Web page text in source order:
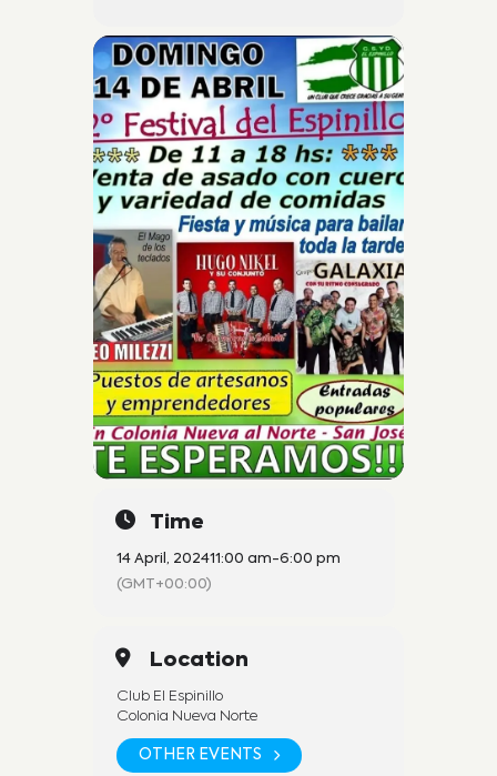
Time
14 April, 202411:00 am-6:00 pm
(GMT+00:00)
Location
Club El Espinillo
Colonia Nueva Norte
OTHER EVENTS